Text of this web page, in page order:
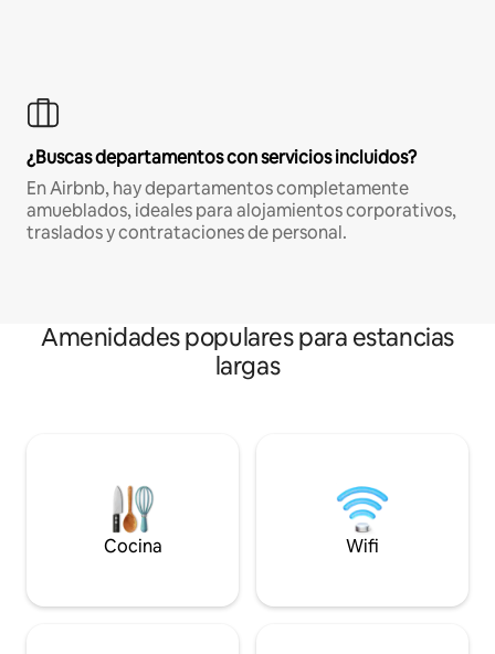
¿Buscas departamentos con servicios incluidos?
En Airbnb, hay departamentos completamente
amueblados, ideales para alojamientos corporativos,
traslados y contrataciones de personal.
Amenidades populares para estancias
largas
Cocina Wifi